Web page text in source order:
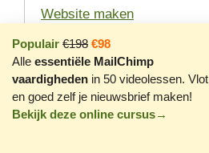
Populair €198 €98
Alle essentiële MailChimp
vaardigheden in 50 videolessen. Vlot
en goed zelf je nieuwsbrief maken!
Bekijk deze online cursus→
Website maken
Wordpress
YouTube
Zakelijk bloggen
Zoekmachine optimalisatie